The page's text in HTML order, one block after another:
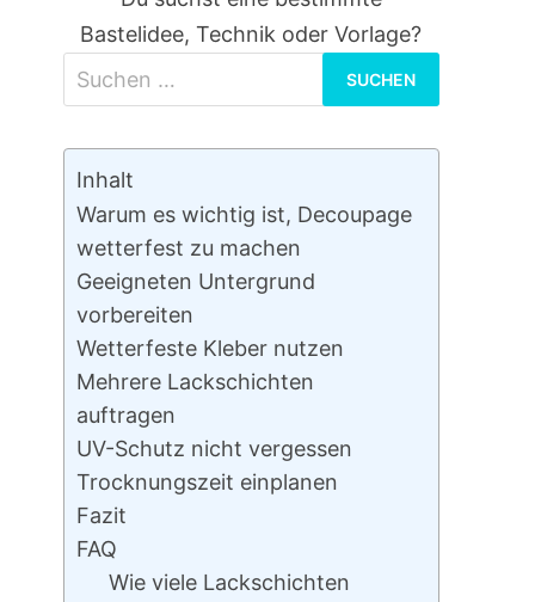
Bastelidee, Technik oder Vorlage?
nach:
Inhalt
Warum es wichtig ist, Decoupage
wetterfest zu machen
Geeigneten Untergrund
vorbereiten
Wetterfeste Kleber nutzen
Mehrere Lackschichten
auftragen
UV-Schutz nicht vergessen
Trocknungszeit einplanen
Fazit
FAQ
Wie viele Lackschichten